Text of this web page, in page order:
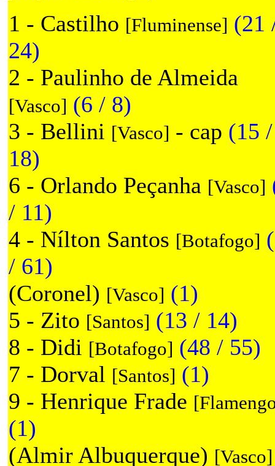
1 - Castilho [Fluminense] (21
24)
2 - Paulinho de Almeida
[Vasco] (6 / 8)
3 - Bellini [Vasco] - cap (15 /
18)
6 - Orlando Peçanha [Vasco]
/ 11)
4 - Nílton Santos [Botafogo]
/ 61)
(Coronel) [Vasco] (1)
5 - Zito [Santos] (13 / 14)
8 - Didi [Botafogo] (48 / 55)
7 - Dorval [Santos] (1)
9 - Henrique Frade
(1)
(Almir Albuquerque) [Vasco]